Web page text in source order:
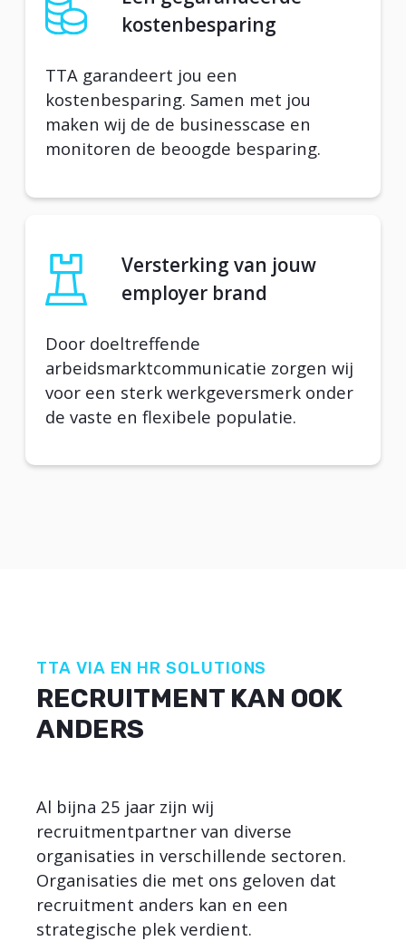
kostenbesparing
TTA garandeert jou een
kostenbesparing. Samen met jou
maken wij de de businesscase en
monitoren de beoogde besparing.
Versterking van jouw
employer brand
Door doeltreffende
arbeidsmarktcommunicatie zorgen wij
voor een sterk werkgeversmerk onder
de vaste en flexibele populatie.
TTA VIA EN HR SOLUTIONS
RECRUITMENT KAN OOK
ANDERS
Al bijna 25 jaar zijn wij
recruitmentpartner van diverse
organisaties in verschillende sectoren.
Organisaties die met ons geloven dat
recruitment anders kan en een
strategische plek verdient.